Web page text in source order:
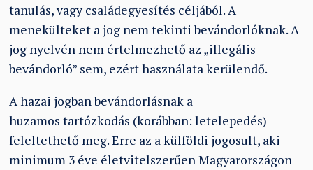
tanulás, vagy családegyesítés céljából. A
menekülteket a jog nem tekinti bevándorlóknak. A
jog nyelvén nem értelmezhető az „illegális
bevándorló” sem, ezért használata kerülendő.
A hazai jogban bevándorlásnak a
huzamos tartózkodás (korábban: letelepedés)
feleltethető meg. Erre az a külföldi jogosult, aki
minimum 3 éve életvitelszerűen Magyarországon